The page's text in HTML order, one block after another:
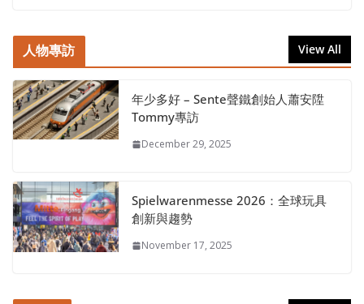
人物專訪 View All
年少多好 – Sente聲鐵創始人蕭安陞
Tommy專訪
December 29, 2025
Spielwarenmesse 2026：全球玩具
創新與趨勢
November 17, 2025